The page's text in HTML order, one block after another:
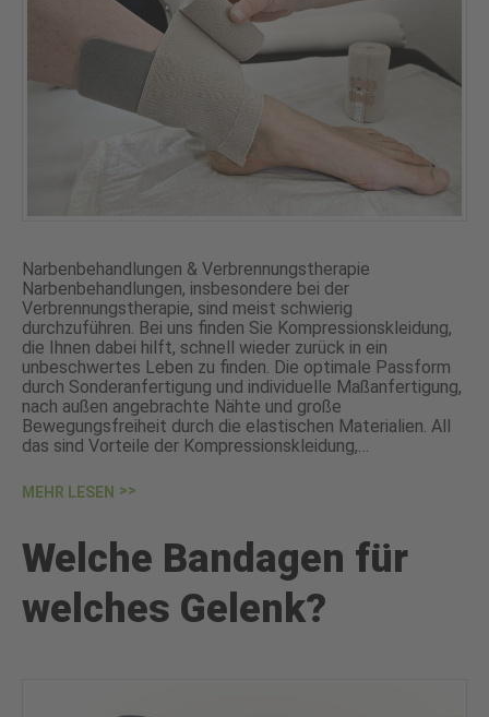
Narbenbehandlungen & Verbrennungstherapie
Narbenbehandlungen, insbesondere bei der
Verbrennungstherapie, sind meist schwierig
durchzuführen. Bei uns finden Sie Kompressionskleidung,
die Ihnen dabei hilft, schnell wieder zurück in ein
unbeschwertes Leben zu finden. Die optimale Passform
durch Sonderanfertigung und individuelle Maßanfertigung,
nach außen angebrachte Nähte und große
Bewegungsfreiheit durch die elastischen Materialien. All
das sind Vorteile der Kompressionskleidung,…
MEHR LESEN
Welche Bandagen für
welches Gelenk?